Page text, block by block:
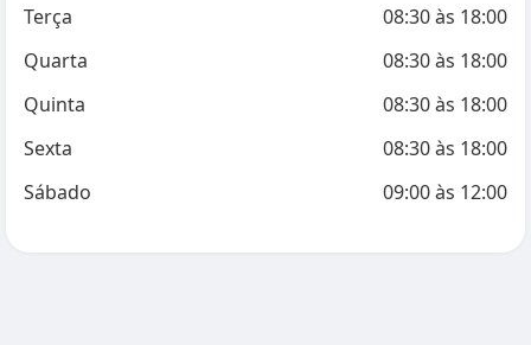
Terça
08:30às 18:00
Quarta
08:30às 18:00
Quinta
08:30às 18:00
Sexta
08:30às 18:00
Sábado
09:00às 12:00